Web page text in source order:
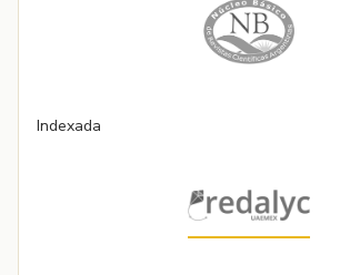
Indexada